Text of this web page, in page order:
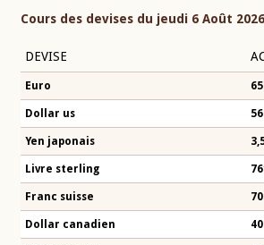
Cours des devises du jeudi 6 Août 2026
DEVISE
Euro
Dollar us
Yen japonais
Livre sterling
Franc suisse
Dollar canadien